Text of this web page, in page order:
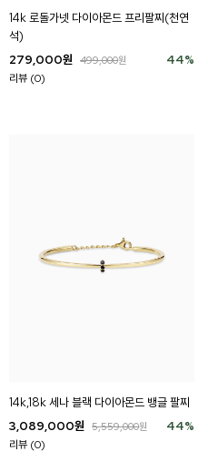
14k 로돌가넷 다이아몬드 프리팔찌(천연
석)
44%
279,000원 499,000원
리뷰 (0)
14k,18k 세나 블랙 다이아몬드 뱅글 팔찌
44%
3,089,000원 5,559,000원
리뷰 (0)